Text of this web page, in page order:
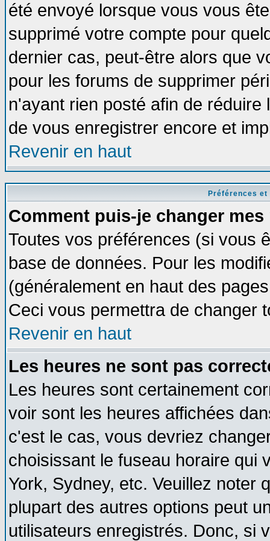
été envoyé lorsque vous vous
supprimé votre compte pour
dernier cas, peut-être alors que
pour les forums de supprimer
n'ayant rien posté afin de
de vous enregistrer encore et
Revenir en haut
Préférences
Comment puis-je changer mes
Toutes vos préférences (si vous
base de données. Pour les
(généralement en haut des
Ceci vous permettra de changer
Revenir en haut
Les heures ne sont pas
Les heures sont certainement
voir sont les heures affichées
c'est le cas, vous devriez
choisissant le fuseau horaire qui
York, Sydney, etc. Veuillez noter
plupart des autres options peut
utilisateurs enregistrés. Donc, si